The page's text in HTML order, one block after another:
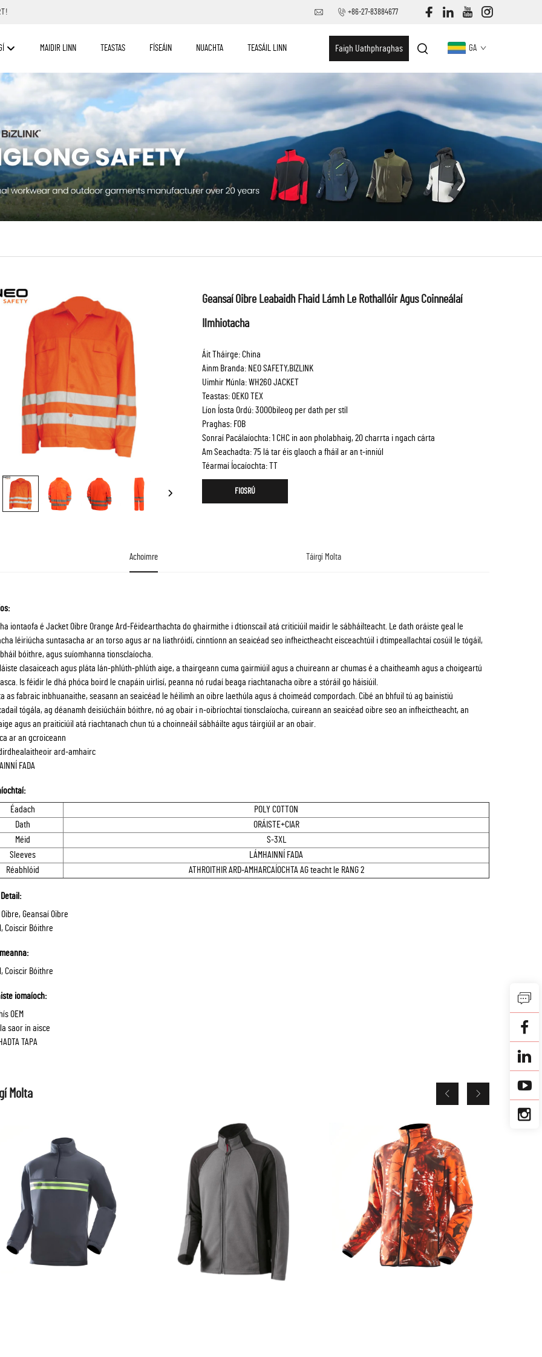
+86-27-83884677
MAIDIR LINN TEASTAS FÍSEÁIN NUACHTA TEASÁIL LINN Faigh Uathphraghas GA
Geansaí Oibre Leabaidh Fhaid Lámh Le Rothallóir Agus Coinneálaí
Ilmhiotacha
Áit Tháirge: China
Ainm Branda: NEO SAFETY,BIZLINK
Uimhir Múnla: WH260 JACKET
Teastas: OEKO TEX
Líon Íosta Ordú: 3000bileog per dath per stíl
Praghas: FOB
Sonraí Pacálaíochta: 1 CHC in aon pholabhaig, 20 charrta i ngach cárta
Am Seachadta: 75 lá tar éis glaoch a fháil ar an t-inniúl
Téarmaí Íocaíochta: TT
FIOSRÚ
Achoimre Táirgí Molta
iontaofa é Jacket Oibre Orange Ard-Féidearthachta do ghairmithe i dtionscail atá criticiúil maidir le sábháilteacht. Le dath oráiste geal le
léiriúcha suntasacha ar an torso agus ar na liathróidí, cinntíonn an seaicéad seo infheictheacht eisceachtúil i dtimpeallachtaí cosúil le tógáil,
bóithre, agus suíomhanna tionsclaíocha.
clasaiceach agus pláta lán-phlúth-phlúth aige, a thairgeann cuma gairmiúil agus a chuireann ar chumas é a chaitheamh agus a choigeartú
Is féidir le dhá phóca boird le cnapáin uirlisí, peanna nó rudaí beaga riachtanacha oibre a stóráil go háisiúil.
as fabraic inbhuanaithe, seasann an seaicéad le héilimh an oibre laethúla agus á choimeád compordach. Cibé an bhfuil tú ag bainistiú
tógála, ag déanamh deisiúcháin bóithre, nó ag obair i n-oibríochtaí tionsclaíocha, cuireann an seaicéad oibre seo an infheictheacht, an
agus an praiticiúil atá riachtanach chun tú a choinneáil sábháilte agus táirgiúil ar an obair.
ar an gcroiceann
ard-amhairc
FADA
Éadach
POLY COTTON
Dath
ORÁISTE+CIAR
Méid
S-3XL
Sleeves
LÁMHAINNÍ FADA
Réabhlóid
ATHROITHIR ARD-AMHARCAÍOCHTA AG teacht le RANG 2
Geansaí Oibre
Coiscir Bóithre
Coiscir Bóithre
iomaíoch:
OEM
saor in aisce
TAPA
Molta